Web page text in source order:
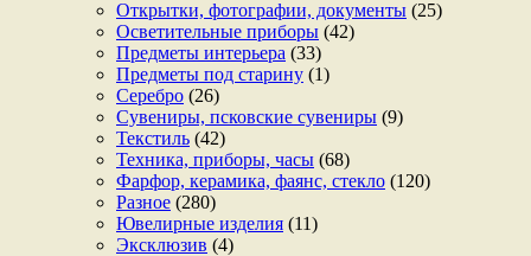
Открытки, фотографии, документы (25)
Осветительные приборы (42)
Предметы интерьера (33)
Предметы под старину (1)
Серебро (26)
Сувениры, псковские сувениры (9)
Текстиль (42)
Техника, приборы, часы (68)
Фарфор, керамика, фаянс, стекло (120)
Разное (280)
Ювелирные изделия (11)
Эксклюзив (4)